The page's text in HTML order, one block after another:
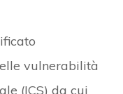
vulnerabilità
(ICS) da cui